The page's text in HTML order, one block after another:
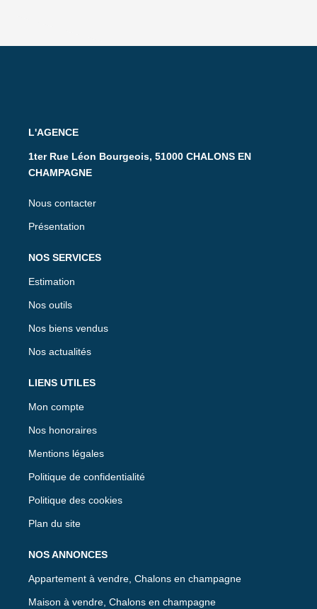
L'AGENCE
1ter Rue Léon Bourgeois, 51000 CHALONS EN
CHAMPAGNE
Nous contacter
Présentation
NOS SERVICES
Estimation
Nos outils
Nos biens vendus
Nos actualités
LIENS UTILES
Mon compte
Nos honoraires
Mentions légales
Politique de confidentialité
Politique des cookies
Plan du site
NOS ANNONCES
Appartement à vendre, Chalons en champagne
Maison à vendre, Chalons en champagne